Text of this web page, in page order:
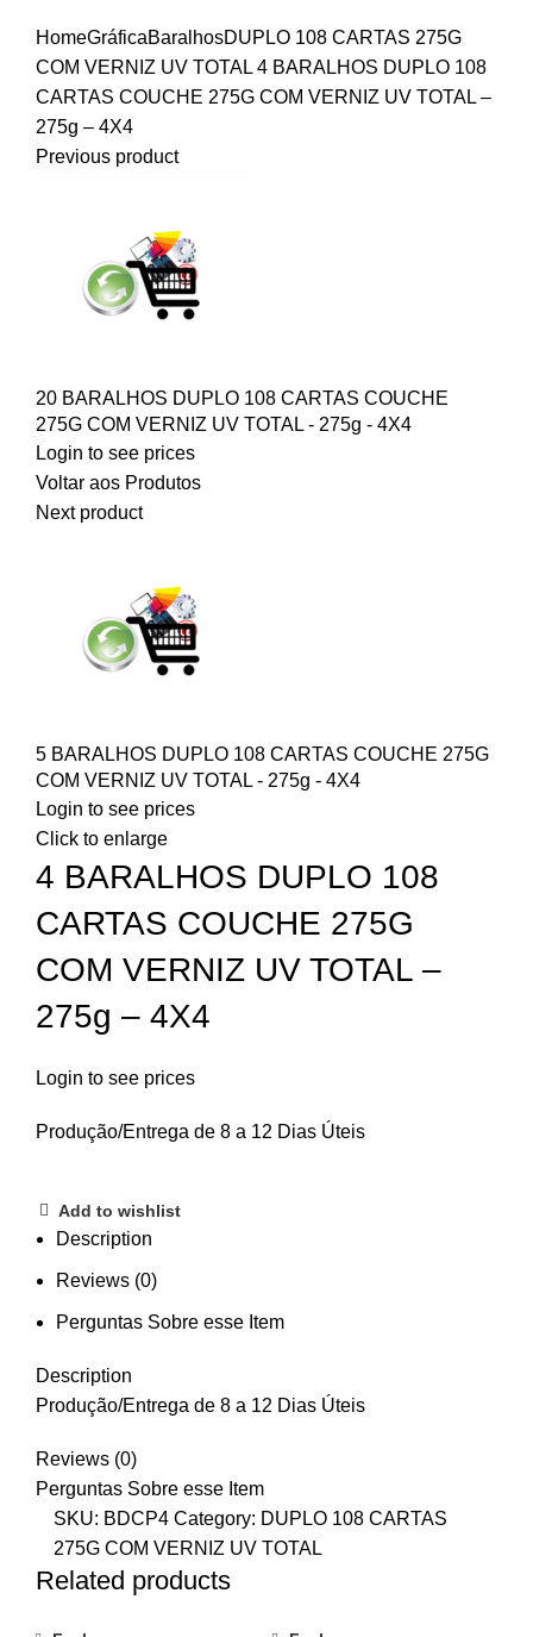
HomeGráficaBaralhosDUPLO 108 CARTAS 275G
COM VERNIZ UV TOTAL 4 BARALHOS DUPLO 108
CARTAS COUCHE 275G COM VERNIZ UV TOTAL –
275g – 4X4
Previous product
20 BARALHOS DUPLO 108 CARTAS COUCHE
275G COM VERNIZ UV TOTAL - 275g - 4X4
Login to see prices
Voltar aos Produtos
Next product
5 BARALHOS DUPLO 108 CARTAS COUCHE 275G
COM VERNIZ UV TOTAL - 275g - 4X4
Login to see prices
Click to enlarge
4 BARALHOS DUPLO 108
CARTAS COUCHE 275G
COM VERNIZ UV TOTAL –
275g – 4X4
Login to see prices
Produção/Entrega de 8 a 12 Dias Úteis
Add to wishlist
Description
Reviews (0)
Perguntas Sobre esse Item
Description
Produção/Entrega de 8 a 12 Dias Úteis
Reviews (0)
Perguntas Sobre esse Item
SKU: BDCP4 Category: DUPLO 108 CARTAS
275G COM VERNIZ UV TOTAL
Related products